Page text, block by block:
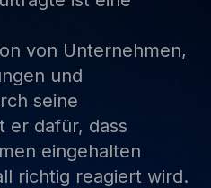
von Unternehmen,
und
seine
er dafür, dass
eingehalten
richtig reagiert wird.